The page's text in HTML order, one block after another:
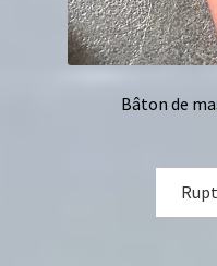
Bâton de